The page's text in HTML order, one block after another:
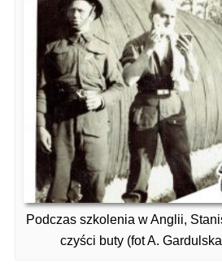
Podczas szkolenia w Anglii,
czyści buty (fot A.